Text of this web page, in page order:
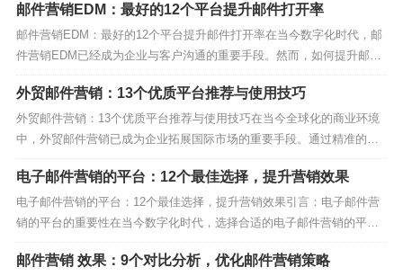
提高营销ROI。本文将为您介绍11个高效的EDM邮件营销策略，帮助您
在竞争激烈的市场中脱颖而出。1. 个...
邮件营销EDM：最好的12个平台提升邮件打开率
邮件营销EDM：最好的12个平台提升邮件打开率在当今数字化时代，邮
件营销EDM已经成为企业与客户沟通的重要手段。然而，如何提升邮件
营销EDM的打开率，却是许多营销人员面临的挑战。本文将为您介绍12
个最佳的邮件营销EDM平台，帮助您轻松提升邮件打开率。1. MailBing
- 邮件营销EDM的终极选...
外贸邮件营销：13个优质平台推荐与使用技巧
外贸邮件营销：13个优质平台推荐与使用技巧在当今全球化的商业环境
中，外贸邮件营销已成为企业拓展国际市场的重要手段。通过精准的邮
件营销策略，企业可以有效地触达潜在客户，提升品牌知名度。本文将
为您推荐13个优质的外贸邮件营销平台，并分享一些实用的使用技巧。
1. MailBing - 外贸邮件营销的首选平...
电子邮件营销的平台：12个最佳选择，提升营销效果
电子邮件营销的平台：12个最佳选择，提升营销效果引言：电子邮件营
销的平台的重要性在当今数字化时代，选择合适的电子邮件营销的平台
至关重要。这些平台不仅帮助企业与客户建立联系，还能显著提升营销
效果。无论是初创公司还是大型企业，都需要一个强大的电子邮件营销
邮件营销 效果：9个对比分析，优化邮件营销策略